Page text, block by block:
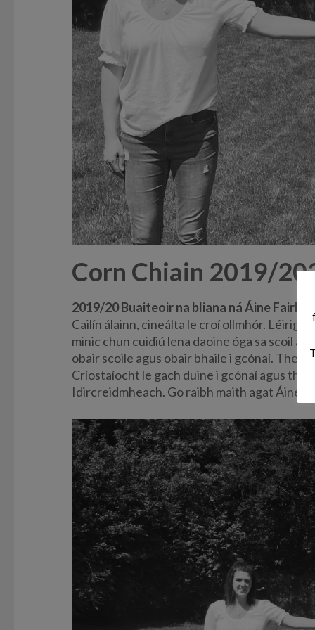
Corn Chiain 2019/
2019/20 Buaiteoir na bliana ná Áine
Cailín álainn, cineálta le croí ollmhór. Léirigh
minic chun cuidiú lena daoine óga sa scoil
obair scoile agus obair bhaile i gcónaí.
Críostaíocht le gach duine i gcónaí agus
Idircreidmheach. Go raibh maith agat Áine.